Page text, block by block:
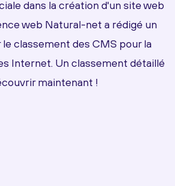
dans la création d'un site web
web Natural-net a rédigé un
classement des CMS pour la
Internet. Un classement détaillé
maintenant !